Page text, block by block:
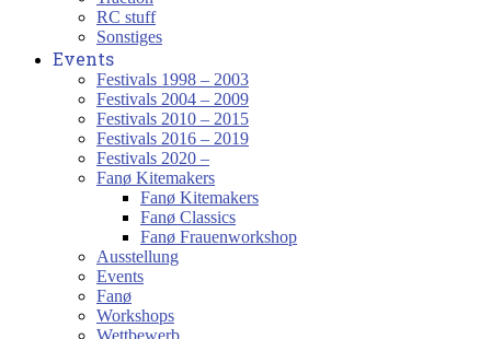
RC stuff
Sonstiges
Events
Festivals 1998 – 2003
Festivals 2004 – 2009
Festivals 2010 – 2015
Festivals 2016 – 2019
Festivals 2020 –
Fanø Kitemakers
Fanø Kitemakers
Fanø Classics
Fanø Frauenworkshop
Ausstellung
Events
Fanø
Workshops
Wettbewerb